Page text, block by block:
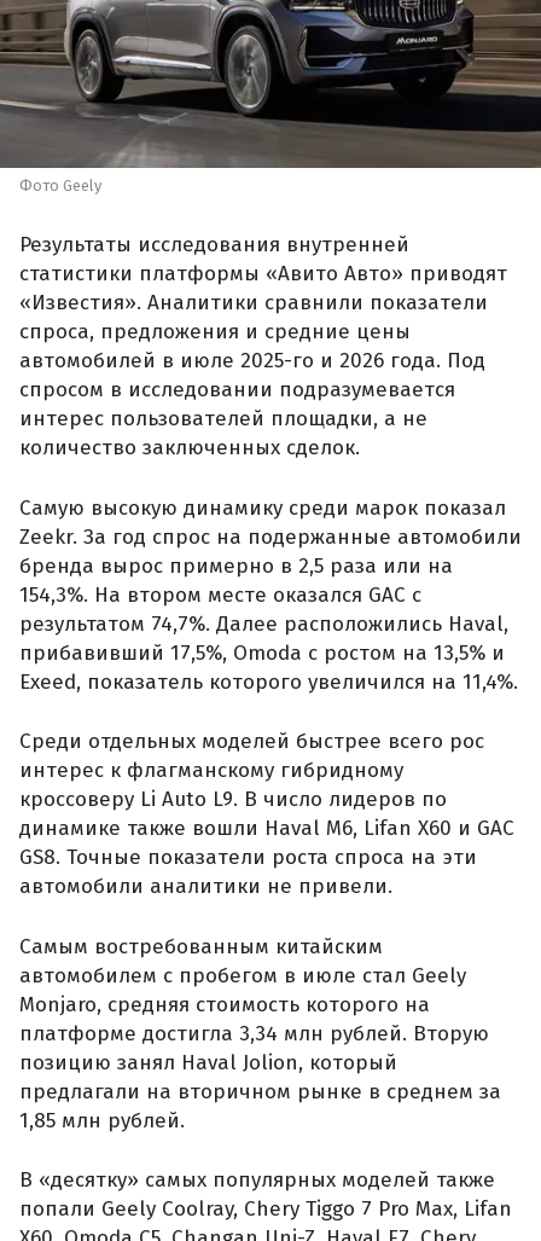
Фото Geely
Результаты исследования внутренней
статистики платформы «Авито Авто» приводят
«Известия». Аналитики сравнили показатели
спроса, предложения и средние цены
автомобилей в июле 2025-го и 2026 года. Под
спросом в исследовании подразумевается
интерес пользователей площадки, а не
количество заключенных сделок.
Самую высокую динамику среди марок показал
Zeekr. За год спрос на подержанные автомобили
бренда вырос примерно в 2,5 раза или на
154,3%. На втором месте оказался GAC с
результатом 74,7%. Далее расположились Haval,
прибавивший 17,5%, Omoda с ростом на 13,5% и
Exeed, показатель которого увеличился на 11,4%.
Среди отдельных моделей быстрее всего рос
интерес к флагманскому гибридному
кроссоверу Li Auto L9. В число лидеров по
динамике также вошли Haval M6, Lifan X60 и GAC
GS8. Точные показатели роста спроса на эти
автомобили аналитики не привели.
Самым востребованным китайским
автомобилем с пробегом в июле стал Geely
Monjaro, средняя стоимость которого на
платформе достигла 3,34 млн рублей. Вторую
позицию занял Haval Jolion, который
предлагали на вторичном рынке в среднем за
1,85 млн рублей.
В «десятку» самых популярных моделей также
попали Geely Coolray, Chery Tiggo 7 Pro Max, Lifan